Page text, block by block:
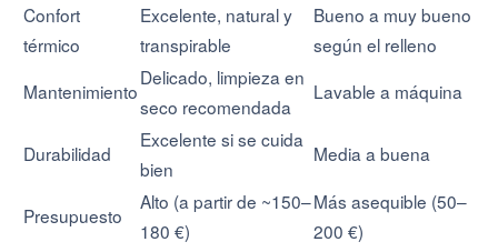
Confort
térmico
Excelente, natural y
transpirable
Bueno a muy bueno
según el relleno
Mantenimiento
Delicado, limpieza en
seco recomendada
Lavable a máquina
Durabilidad
Excelente si se cuida
bien
Media a buena
Presupuesto
Alto (a partir de ~150–
180 €)
Más asequible (50–
200 €)